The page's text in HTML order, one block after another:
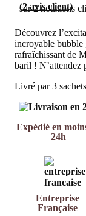
sur2notations
(2avis client)
Découvrez
incroyable bubble
rafraîchissant de
baril ! N’attendez
Livré par 3
Expédié en
24h
Entreprise
Française